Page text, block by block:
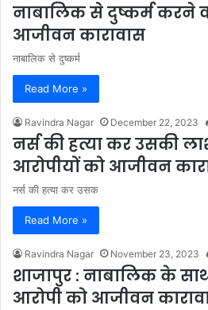
नाबालिक से दुष्कर्म करने
आजीवन कारावास
नाबालिक से दुष्कर्म
Read More »
Ravindra Nagar December 22, 2023
नर्स की हत्या कर उसकी
आरोपीयों को आजीवन
नर्स की हत्या कर उसक
Read More »
Ravindra Nagar November 23, 2023
शाजापुर : नाबालिक के
आरोपी को आजीवन